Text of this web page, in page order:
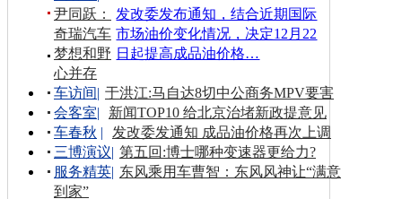
发改委发布通知，结合近期国际
市场油价变化情况，决定12月22
日起提高成品油价格…
尹同跃：
奇瑞汽车
梦想和野
心并存
车访间| 于洪江:马自达8切中公商务MPV要害
会客室|
新闻TOP10 给北京治堵新政提意见
车春秋 |
发改委发通知 成品油价格再次上调
三博演议| 第五回:博士哪种变速器更给力?
服务精英| 东风乘用车曹智：东风风神让“满意
到家”